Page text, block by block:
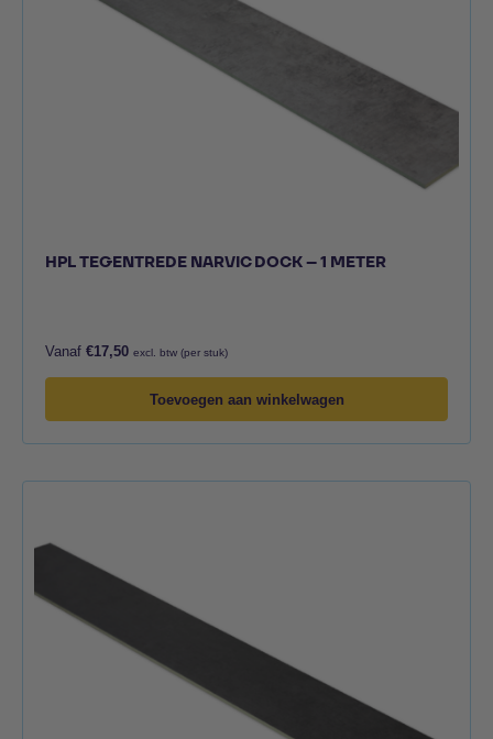
HPL TEGENTREDE NARVIC DOCK – 1 METER
Vanaf €17,50 excl. btw (per stuk)
Toevoegen aan winkelwagen